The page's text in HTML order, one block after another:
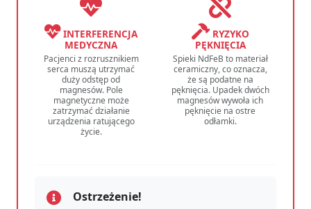
INTERFERENCJA
MEDYCZNA
Pacjenci z rozrusznikiem
serca muszą utrzymać
duży odstęp od
magnesów. Pole
magnetyczne może
zatrzymać działanie
urządzenia ratującego
życie.
RYZYKO
PĘKNIĘCIA
Spieki NdFeB to materiał
ceramiczny, co oznacza,
że są podatne na
pęknięcia. Upadek dwóch
magnesów wywoła ich
pęknięcie na ostre
odłamki.
Ostrzeżenie!